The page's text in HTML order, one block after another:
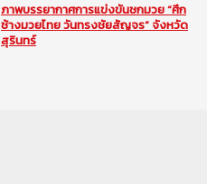
ภาพบรรยากาศการแข่งขันชกมวย “ศึก
ช้างมวยไทย วันทรงชัยสัญจร” จังหวัด
สุรินทร์